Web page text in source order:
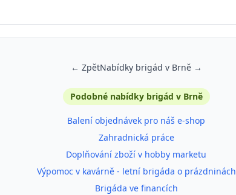
← ZpětNabídky brigád v Brně →
Podobné nabídky brigád v Brně
Balení objednávek pro náš e-shop
Zahradnická práce
Doplňování zboží v hobby marketu
Výpomoc v kavárně - letní brigáda o prázdninách
Brigáda ve financích